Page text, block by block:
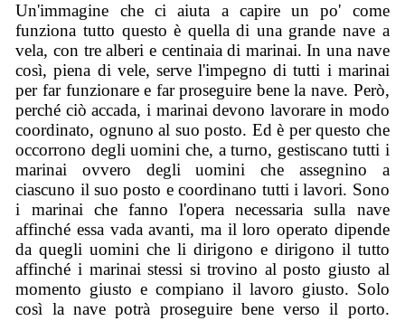
Un'immagine che ci aiuta a capire un po' come
funziona tutto questo è quella di una grande nave a
vela, con tre alberi e centinaia di marinai. In una nave
così, piena di vele, serve l'impegno di tutti i marinai
per far funzionare e far proseguire bene la nave. Però,
perché ciò accada, i marinai devono lavorare in modo
coordinato, ognuno al suo posto. Ed è per questo che
occorrono degli uomini che, a turno, gestiscano tutti i
marinai ovvero degli uomini che assegnino a
ciascuno il suo posto e coordinano tutti i lavori. Sono
i marinai che fanno l'opera necessaria sulla nave
affinché essa vada avanti, ma il loro operato dipende
da quegli uomini che li dirigono e dirigono il tutto
affinché i marinai stessi si trovino al posto giusto al
momento giusto e compiano il lavoro giusto. Solo
così la nave potrà proseguire bene verso il porto.